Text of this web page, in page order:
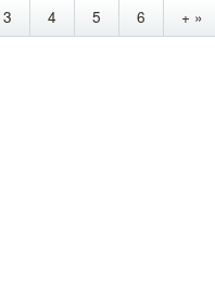
3 4 5 6 + »